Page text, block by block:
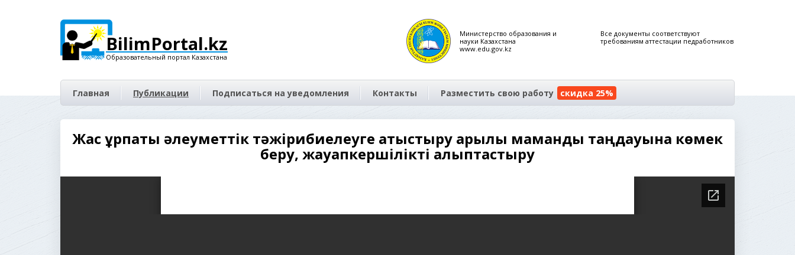
BilimPortal.kz
Образовательный портал Казахстана
Министерство образования и
науки Казахстана
www.edu.gov.kz
Все документы соответствуют
требованиям аттестации педработников
Главная Публикации Подписаться на уведомления Контакты Разместить свою работу скидка 25%
Жас ұрпақты әлеуметтік тәжірибиелеуге қатыстыру арқылы мамандық таңдауына көмек
беру, жауапкершілікті қалыптастыру